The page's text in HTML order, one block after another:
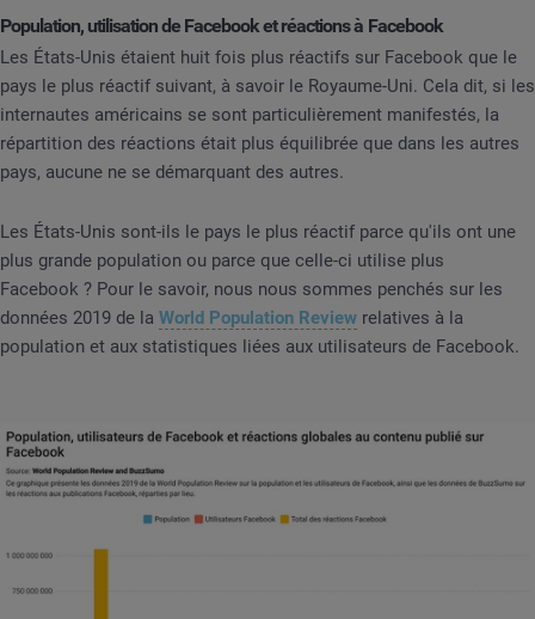
Population, utilisation de Facebook et réactions à Facebook
Les États-Unis étaient huit fois plus réactifs sur Facebook que le
pays le plus réactif suivant, à savoir le Royaume-Uni. Cela dit, si les
internautes américains se sont particulièrement manifestés, la
répartition des réactions était plus équilibrée que dans les autres
pays, aucune ne se démarquant des autres.
Les États-Unis sont-ils le pays le plus réactif parce qu'ils ont une
plus grande population ou parce que celle-ci utilise plus
Facebook ? Pour le savoir, nous nous sommes penchés sur les
données 2019 de la World Population Review relatives à la
population et aux statistiques liées aux utilisateurs de Facebook.